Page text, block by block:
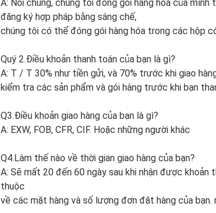
A: Nói chung, chúng tôi đóng gói hàng hóa của
đăng ký hợp pháp bằng sáng chế,
chúng tôi có thể đóng gói hàng hóa trong các hộp
Quý 2.Điều khoản thanh toán của bạn là gì?
A: T / T 30% như tiền gửi, và 70% trước khi giao
kiểm tra các sản phẩm và gói hàng trước khi bạn
Q3.Điều khoản giao hàng của bạn là gì?
A: EXW, FOB, CFR, CIF. Hoặc những người khác
Q4.Làm thế nào về thời gian giao hàng của bạn?
A: Sẽ mất 20 đến 60 ngày sau khi nhận được
thuộc
về các mặt hàng và số lượng đơn đặt hàng của bạn.